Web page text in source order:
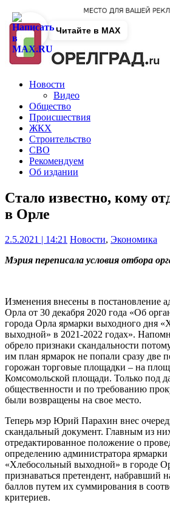
Новости
Видео
Общество
Происшествия
ЖКХ
Строительство
СВО
Рекомендуем
Об издании
Стало известно, кому
в Орле
2.5.2021 | 14:21 Новости, Экономика
Мэрия переписала условия отбора
Изменения внесены в постановление
Орла от 30 декабря 2020 года «Об
города Орла ярмарки выходного дня
выходной» в 2021-2022 годах».
обрело признаки скандальности
им план ярмарок не попали сразу две
горожан торговые площадки – на
Комсомольской площади. Только под
общественности и по требованию
были возвращены на свое место.
Теперь мэр Юрий Парахин внес
скандальный документ. Главным из
отредактированное положение о
определению администратора
«Хлебосольный выходной» в городе
признаваться претендент, набравший
баллов путем их суммирования в
критериев.
Читайте в MAX